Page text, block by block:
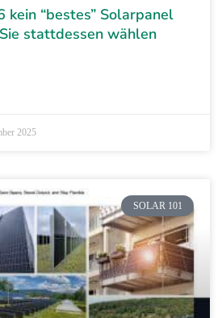
kein “bestes” Solarpanel
stattdessen wählen
2025
SOLAR 101